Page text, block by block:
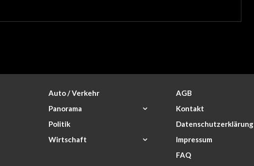
Auto / Verkehr
Panorama
Politik
Wirtschaft
AGB
Kontakt
Datenschutzerklärung
Impressum
FAQ